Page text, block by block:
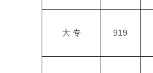
大 专 919